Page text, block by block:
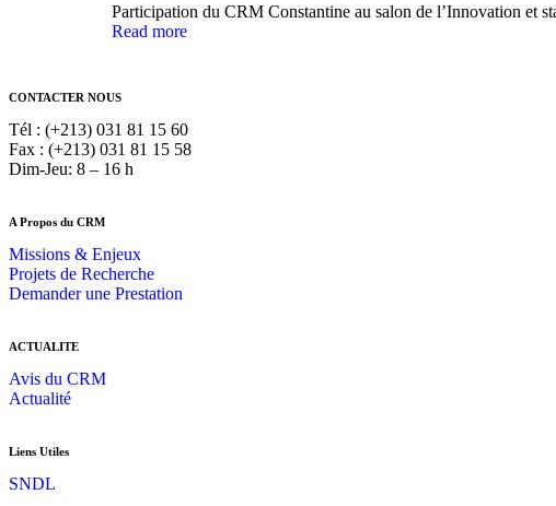
Participation du CRM Constantine au salon de l’Innovation et
Read more
CONTACTER NOUS
Tél : (+213) 031 81 15 60
Fax : (+213) 031 81 15 58
Dim-Jeu: 8 – 16 h
A Propos du CRM
Missions & Enjeux
Projets de Recherche
Demander une Prestation
ACTUALITE
Avis du CRM
Actualité
Liens Utiles
SNDL